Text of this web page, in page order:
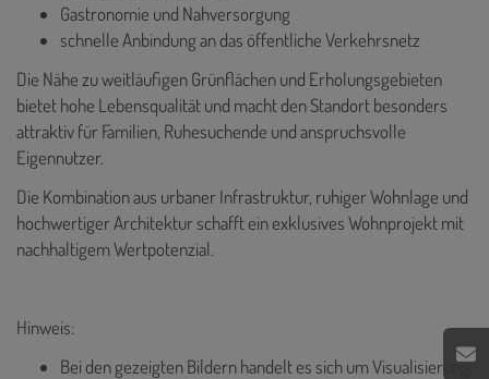
Gastronomie und Nahversorgung
schnelle Anbindung an das öffentliche Verkehrsnetz
Die Nähe zu weitläufigen Grünflächen und Erholungsgebieten
bietet hohe Lebensqualität und macht den Standort besonders
attraktiv für Familien, Ruhesuchende und anspruchsvolle
Eigennutzer.
Die Kombination aus urbaner Infrastruktur, ruhiger Wohnlage und
hochwertiger Architektur schafft ein exklusives Wohnprojekt mit
nachhaltigem Wertpotenzial.
Hinweis:
Bei den gezeigten Bildern handelt es sich um Visualisierung,